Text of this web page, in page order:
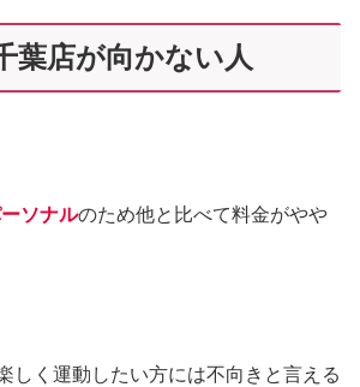
葉店が向かない人
ソナルのため他と比べて料金がやや
しく運動したい方には不向きと言える